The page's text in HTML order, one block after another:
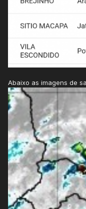
Abaixo as imagens de